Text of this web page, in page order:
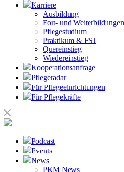
Karriere
Ausbildung
Fort- und Weiterbildungen
Pflegestudium
Praktikum & FSJ
Quereinstieg
Wiedereinstieg
Kooperationsanfrage
Pflegeradar
Für Pflegeeinrichtungen
Für Pflegekräfte
Podcast
Events
News
PKM News